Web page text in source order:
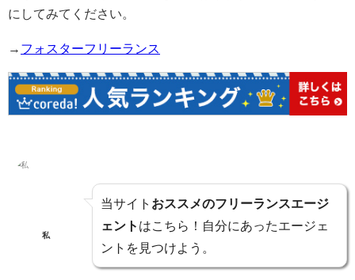
にしてみてください。
→ フォスターフリーランス
私
当サイト おススメのフリーランスエージ
ェント はこちら！自分にあったエージェ
ントを見つけよう。